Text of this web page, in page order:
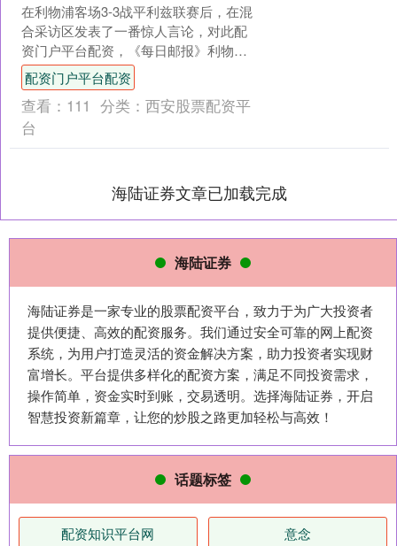
在利物浦客场3-3战平利兹联赛后，在混
合采访区发表了一番惊人言论，对此配
资门户平台配资，《每日邮报》利物浦
跟队记者Lewis Steele撰文称，这使得他
利物浦....
配资门户平台配资
查看： 111 分类： 西安股票配资平
台
海陆证券文章已加载完成
海陆证券
海陆证券是一家专业的股票配资平台，致力于为广大投资者
提供便捷、高效的配资服务。我们通过安全可靠的网上配资
系统，为用户打造灵活的资金解决方案，助力投资者实现财
富增长。平台提供多样化的配资方案，满足不同投资需求，
操作简单，资金实时到账，交易透明。选择海陆证券，开启
智慧投资新篇章，让您的炒股之路更加轻松与高效！
话题标签
配资知识平台网 意念